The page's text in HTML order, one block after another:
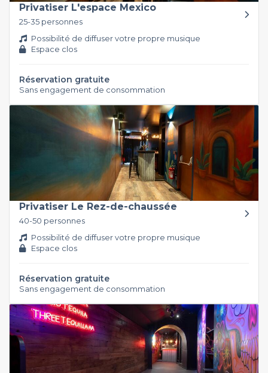
Privatiser L'espace Mexico
25-35 personnes
Possibilité de diffuser votre propre musique
Espace clos
Réservation gratuite
Sans engagement de consommation
Privatiser Le Rez-de-chaussée
40-50 personnes
Possibilité de diffuser votre propre musique
Espace clos
Réservation gratuite
Sans engagement de consommation